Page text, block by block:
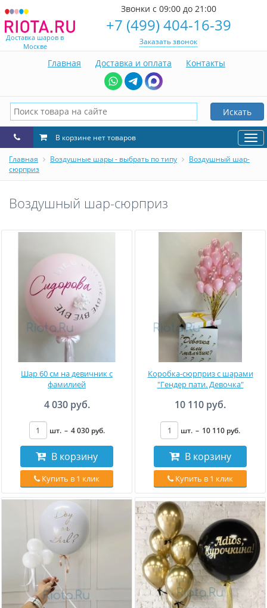
Доставка шаров в
Москве
Звонки с 09:00 до 21:00
+7 (499) 404-16-39
Заказать звонок
Главная Доставка и оплата Контакты
Искать
В корзине нет товаров
Главная Воздушные шары - выбрать по типу
Воздушный шар-
сюрприз
Воздушный шар-сюрприз
Шар 60 см на девичник с
фамилией
4 030 руб.
шт. – 4 030 руб.
В корзину
Купить в 1 клик
Коробка-сюрприз с шарами
"Гендер пати. Девочка"
10 110 руб.
шт. – 10 110 руб.
В корзину
Купить в 1 клик